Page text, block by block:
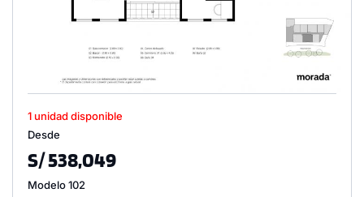
1 unidad disponible
Desde
S/ 538,049
Modelo 102